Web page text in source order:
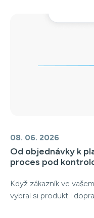
08. 06. 2026
Od objednávky k
proces pod
Když zákazník ve
vybral si produkt i